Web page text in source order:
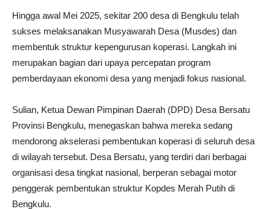
Hingga awal Mei 2025, sekitar 200 desa di Bengkulu telah
sukses melaksanakan Musyawarah Desa (Musdes) dan
membentuk struktur kepengurusan koperasi. Langkah ini
merupakan bagian dari upaya percepatan program
pemberdayaan ekonomi desa yang menjadi fokus nasional.
Sulian, Ketua Dewan Pimpinan Daerah (DPD) Desa Bersatu
Provinsi Bengkulu, menegaskan bahwa mereka sedang
mendorong akselerasi pembentukan koperasi di seluruh desa
di wilayah tersebut. Desa Bersatu, yang terdiri dari berbagai
organisasi desa tingkat nasional, berperan sebagai motor
penggerak pembentukan struktur Kopdes Merah Putih di
Bengkulu.